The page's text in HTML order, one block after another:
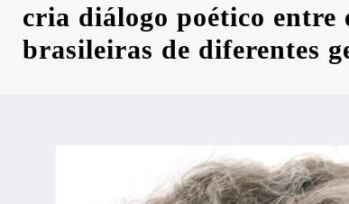
cria diálogo poético entre
brasileiras de diferentes